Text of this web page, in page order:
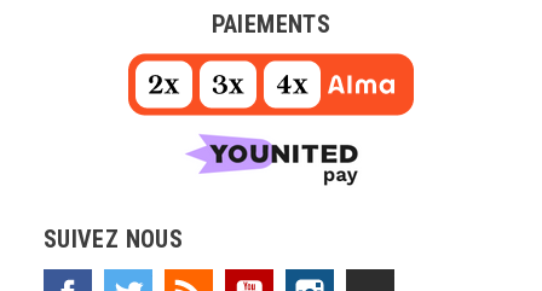
PAIEMENTS
SUIVEZ NOUS
Facebook Twitter Rss YouTube